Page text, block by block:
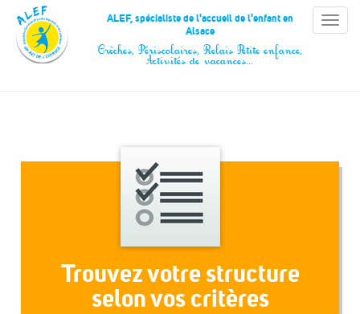
Panneau de gestion des cookies
Toggle
ALEF, spécialiste de l'accueil de l'enfant en
Alsace
Crèches, Périscolaires, Relais Petite enfance,
Activités de vacances…
Trouvez votre structure
selon vos critères